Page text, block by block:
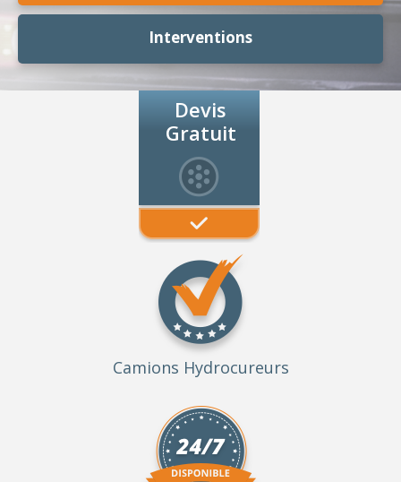
Interventions
Devis
Gratuit
Camions Hydrocureurs